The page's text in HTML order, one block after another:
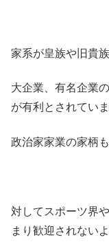
家系が皇族や旧貴
大企業、有名企業
が有利とされていま
政治家家業の家柄
対してスポーツ界
まり歓迎されないよ